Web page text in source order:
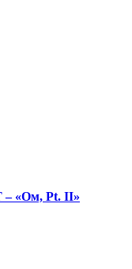
– «Ом, Pt. II»